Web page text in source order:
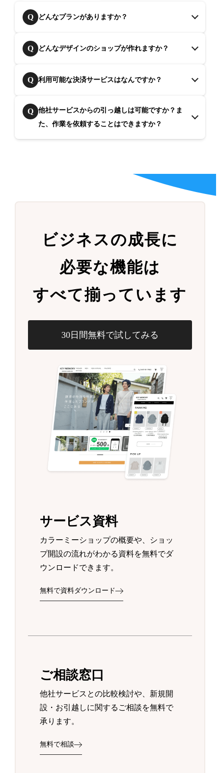
Q どんなプランがありますか？
Q どんなデザインのショップが作れますか？
Q 利用可能な決済サービスはなんですか？
Q
他社サービスからの引っ越しは可能ですか？ま
た、作業を依頼することはできますか？
ビジネスの成長に
必要な機能は
すべて揃っています
30日間無料で試してみる
サービス資料
カラーミーショップの概要や、ショッ
プ開設の流れがわかる資料を無料でダ
ウンロードできます。
無料で資料ダウンロード
ご相談窓口
他社サービスとの比較検討や、新規開
設・お引越しに関するご相談を無料で
承ります。
無料で相談